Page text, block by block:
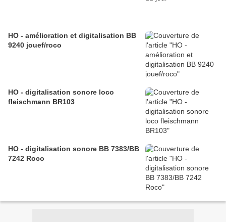
HO - amélioration et digitalisation BB
9240 jouef/roco
HO - digitalisation sonore loco
fleischmann BR103
HO - digitalisation sonore BB 7383/BB
7242 Roco